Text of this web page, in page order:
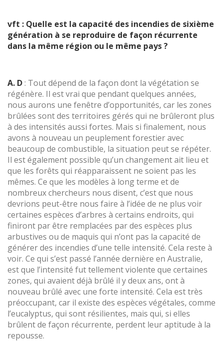
vft : Quelle est la capacité des incendies de sixième
génération à se reproduire de façon récurrente
dans la même région ou le même pays ?
A. D: Tout dépend de la façon dont la végétation se
régénère. Il est vrai que pendant quelques années,
nous aurons une fenêtre d’opportunités, car les zones
brûlées sont des territoires gérés qui ne brûleront plus
à des intensités aussi fortes. Mais si finalement, nous
avons à nouveau un peuplement forestier avec
beaucoup de combustible, la situation peut se répéter.
Il est également possible qu’un changement ait lieu et
que les forêts qui réapparaissent ne soient pas les
mêmes. Ce que les modèles à long terme et de
nombreux chercheurs nous disent, c’est que nous
devrions peut-être nous faire à l’idée de ne plus voir
certaines espèces d’arbres à certains endroits, qui
finiront par être remplacées par des espèces plus
arbustives ou de maquis qui n’ont pas la capacité de
générer des incendies d’une telle intensité. Cela reste à
voir. Ce qui s’est passé l’année dernière en Australie,
est que l’intensité fut tellement violente que certaines
zones, qui avaient déjà brûlé il y deux ans, ont à
nouveau brûlé avec une forte intensité. Cela est très
préoccupant, car il existe des espèces végétales, comme
l’eucalyptus, qui sont résilientes, mais qui, si elles
brûlent de façon récurrente, perdent leur aptitude à la
repousse.